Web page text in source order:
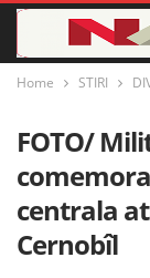
Home STIRI
FOTO/
centrala
Cernobîl